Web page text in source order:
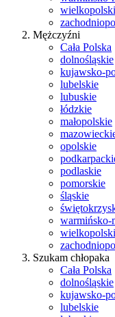
Mężczyźni
Cała Polska
dolnośląskie
kujawsko-
lubelskie
lubuskie
łódzkie
małopolskie
opolskie
podlaskie
pomorskie
śląskie
warmińsko-
Szukam chłopaka
Cała Polska
dolnośląskie
kujawsko-
lubelskie